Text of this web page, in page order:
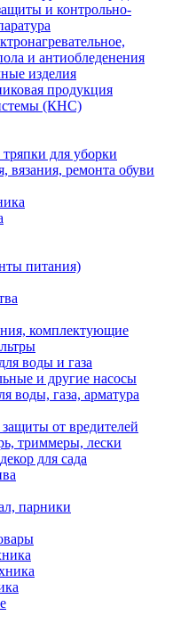
и контрольно-
и антиобледенения
изделия
продукция
(КНС)
для уборки
вязания, ремонта обуви
питания)
комплектующие
воды и газа
и другие насосы
воды, газа, арматура
от вредителей
триммеры, лески
для сада
парники